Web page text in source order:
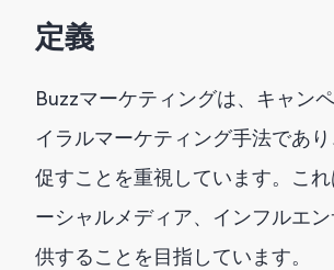
定義
Buzzマーケティングは、キャン
イラルマーケティング手法であ
促すことを重視しています。こ
ーシャルメディア、インフルエ
供することを目指しています。